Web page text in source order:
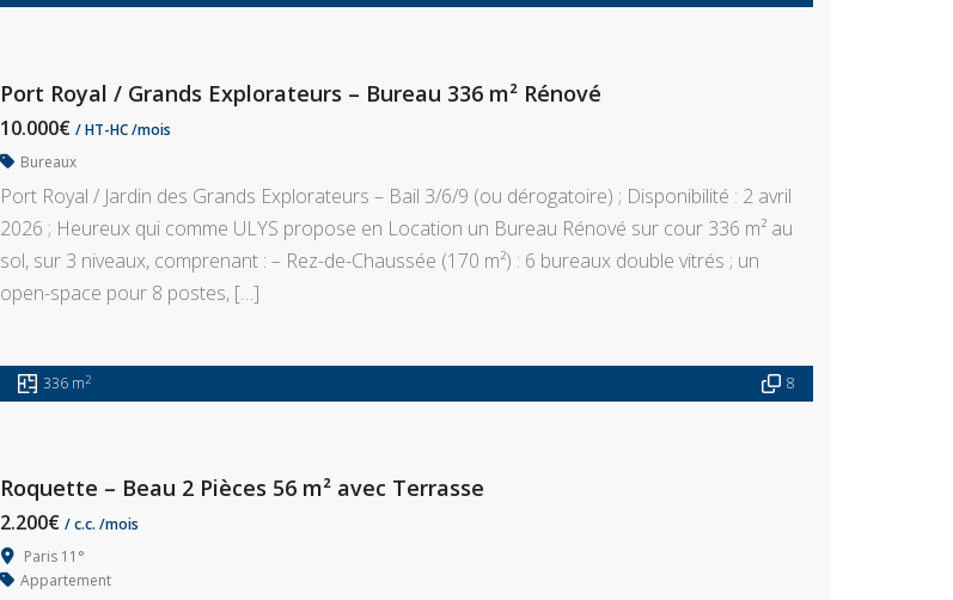
Port Royal / Grands Explorateurs – Bureau 336 m² Rénové
10.000€ / HT-HC /mois
Bureaux
Port Royal / Jardin des Grands Explorateurs – Bail 3/6/9 (ou dérogatoire) ; Disponibilité : 2 avril
2026 ; Heureux qui comme ULYS propose en Location un Bureau Rénové sur cour 336 m² au
sol, sur 3 niveaux, comprenant : – Rez-de-Chaussée (170 m²) : 6 bureaux double vitrés ; un
open-space pour 8 postes, […]
336 m2 8
Roquette – Beau 2 Pièces 56 m² avec Terrasse
2.200€ / c.c. /mois
Paris 11°
Appartement